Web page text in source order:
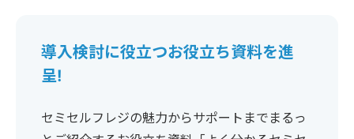
導入検討に役立つお役立ち資料を進
呈!
セミセルフレジの魅力からサポートまでまるっ